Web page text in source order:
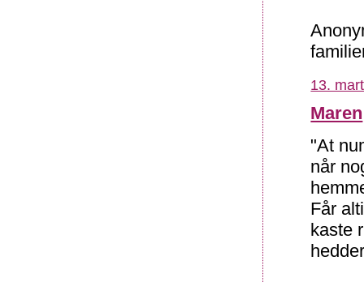
13.
Maren
"At
når
Får
kaste